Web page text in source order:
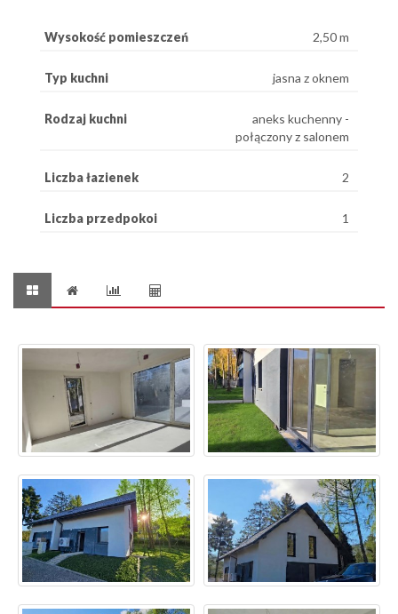
Wysokość pomieszczeń 2,50 m
Typ kuchni jasna z oknem
Rodzaj kuchni
aneks kuchenny -
połączony z salonem
Liczba łazienek 2
Liczba przedpokoi 1